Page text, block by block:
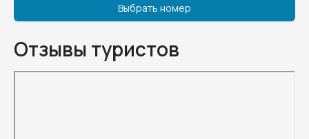
Выбрать номер
Отзывы туристов